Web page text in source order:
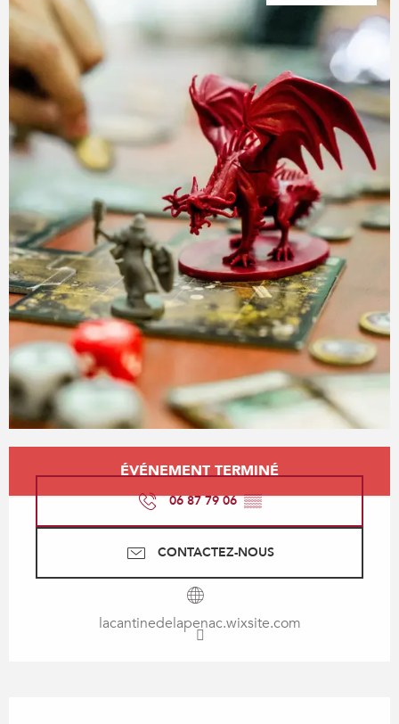
Ouverture et coordonnées
ÉVÉNEMENT TERMINÉ
06 87 79 06▒▒
CONTACTEZ-NOUS
lacantinedelapenac.wixsite.com